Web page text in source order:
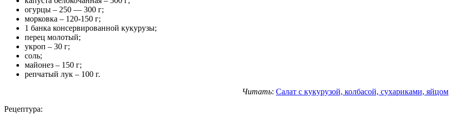
огурцы – 250 — 300 г;
морковка – 120-150 г;
1 банка консервированной кукурузы;
перец молотый;
укроп – 30 г;
соль;
майонез – 150 г;
репчатый лук – 100 г.
Читать: Салат с кукурузой, колбасой, сухариками, яйцом
Рецептура: